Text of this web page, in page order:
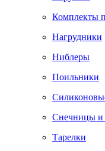
Комплекты
Нагрудники
Ниблеры
Поильники
Снечницы и
Тарелки